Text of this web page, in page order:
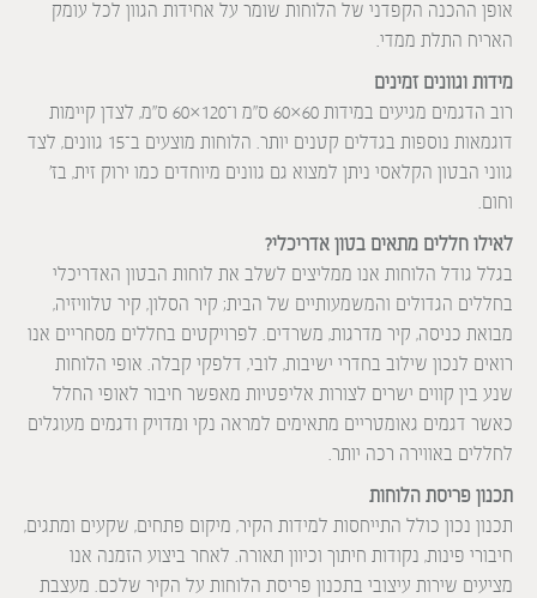
אופן ההכנה הקפדני של הלוחות שומר על אחידות הגוון לכל עומק
האריח התלת ממדי.
מידות וגוונים זמינים
רוב הדגמים מגיעים במידות 60×60 ס”מ ו־120×60 ס”מ, לצדן קיימות
דוגמאות נוספות בגדלים קטנים יותר. הלוחות מוצעים ב־15 גוונים, לצד
גווני הבטון הקלאסי ניתן למצוא גם גוונים מיוחדים כמו ירוק זית, בז’
וחום.
לאילו חללים מתאים בטון אדריכלי?
בגלל גודל הלוחות אנו ממליצים לשלב את לוחות הבטון האדריכלי
בחללים הגדולים והמשמעותיים של הבית; קיר הסלון, קיר טלוויזיה,
מבואת כניסה, קיר מדרגות, משרדים. לפרויקטים בחללים מסחריים אנו
רואים לנכון שילוב בחדרי ישיבות, לובי, דלפקי קבלה. אופי הלוחות
שנע בין קווים ישרים לצורות אליפטיות מאפשר חיבור לאופי החלל
כאשר דגמים גאומטריים מתאימים למראה נקי ומדויק ודגמים מעוגלים
לחללים באווירה רכה יותר.
תכנון פריסת הלוחות
תכנון נכון כולל התייחסות למידות הקיר, מיקום פתחים, שקעים ומתגים,
חיבורי פינות, נקודות חיתוך וכיוון תאורה. לאחר ביצוע הזמנה אנו
מציעים שירות עיצובי בתכנון פריסת הלוחות על הקיר שלכם. מעצבת